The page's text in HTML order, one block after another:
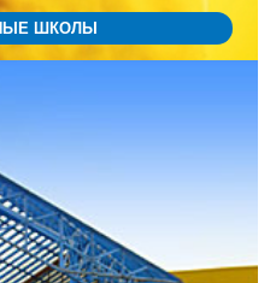
ШКОЛЫ